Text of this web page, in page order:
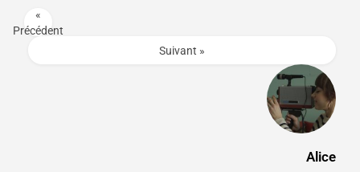
Alice
«
Précédent
Suivant »